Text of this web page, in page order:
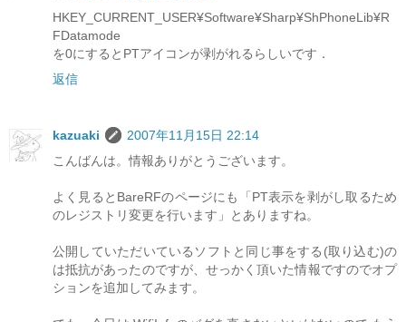
HKEY_CURRENT_USER¥Software¥Sharp¥ShPhoneLib¥R
FDatamode
を0にするとPTアイコンが剥がれるらしいです．
返信
kazuaki
2007年11月15日 22:14
こんばんは。情報ありがとうございます。
よく見るとBareRFのページにも「PT表示を剥がし取るため
のレジストリ変更を行います」とありますね。
公開していただいているソフトと同じ事をする(取り込む)の
は抵抗があったのですが、せっかく頂いた情報ですのでオプ
ションを追加してみます。